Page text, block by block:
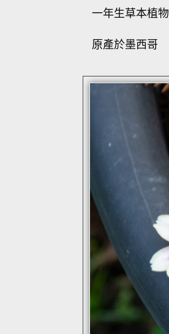
一年生草本植物
原產於墨西哥